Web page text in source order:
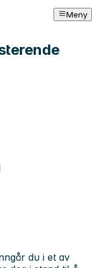
Meny
du i et av